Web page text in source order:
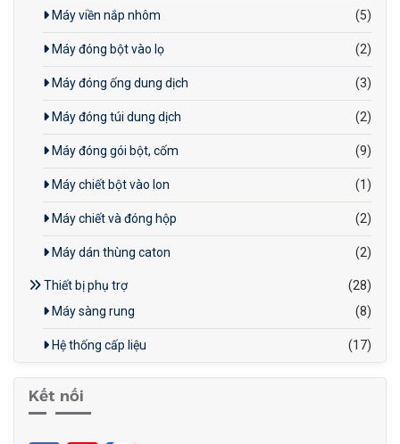
Máy viền nắp nhôm (5)
Máy đóng bột vào lọ (2)
Máy đóng ống dung dịch (3)
Máy đóng túi dung dịch (2)
Máy đóng gói bột, cốm (9)
Máy chiết bột vào lon (1)
Máy chiết và đóng hộp (2)
Máy dán thùng caton (2)
Thiết bị phụ trợ
(28)
Máy sàng rung
(8)
Hệ thống cấp liệu (17)
Kết nối